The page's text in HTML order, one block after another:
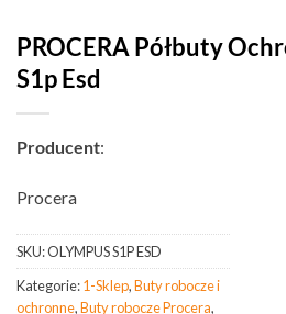
PROCERA Półbuty
S1p Esd
Producent:
Procera
SKU:OLYMPUS S1P ESD
Kategorie:1-Sklep,Buty robocze i
ochronne,Buty robocze Procera,